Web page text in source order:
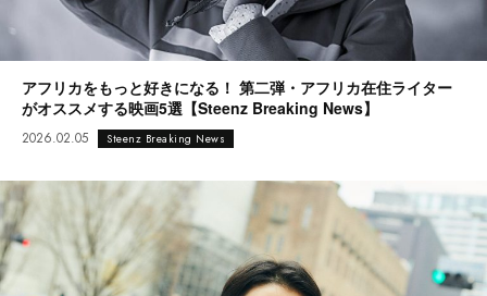
アフリカをもっと好きになる！ 第二弾・アフリカ在住ライター
がオススメする映画5選【Steenz Breaking News】
2026.02.05 Steenz Breaking News